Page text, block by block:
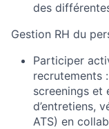
des
Gestion RH du
Participer
recrutements
screenings et
d’entretiens,
ATS) en